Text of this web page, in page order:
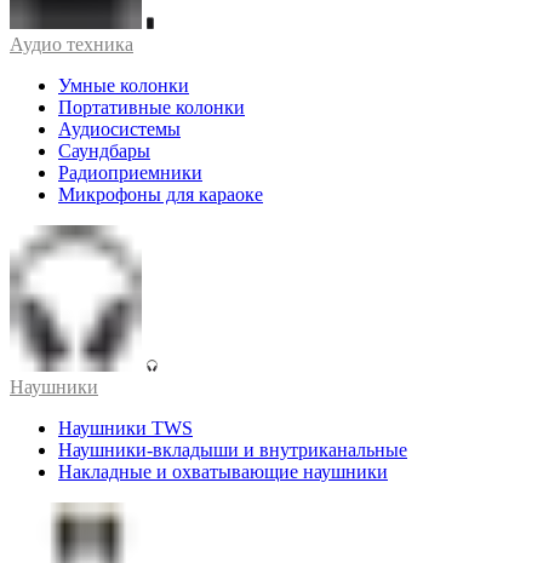
Аудио техника
Умные колонки
Портативные колонки
Аудиосистемы
Саундбары
Радиоприемники
Микрофоны для караоке
Наушники
Наушники TWS
Наушники-вкладыши и внутриканальные
Накладные и охватывающие наушники